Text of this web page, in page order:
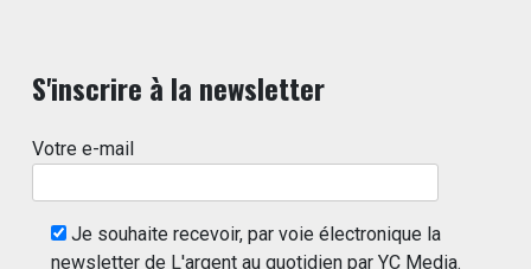
S'inscrire à la newsletter
Votre e-mail
Je souhaite recevoir, par voie électronique la
newsletter de L'argent au quotidien par YC Media.